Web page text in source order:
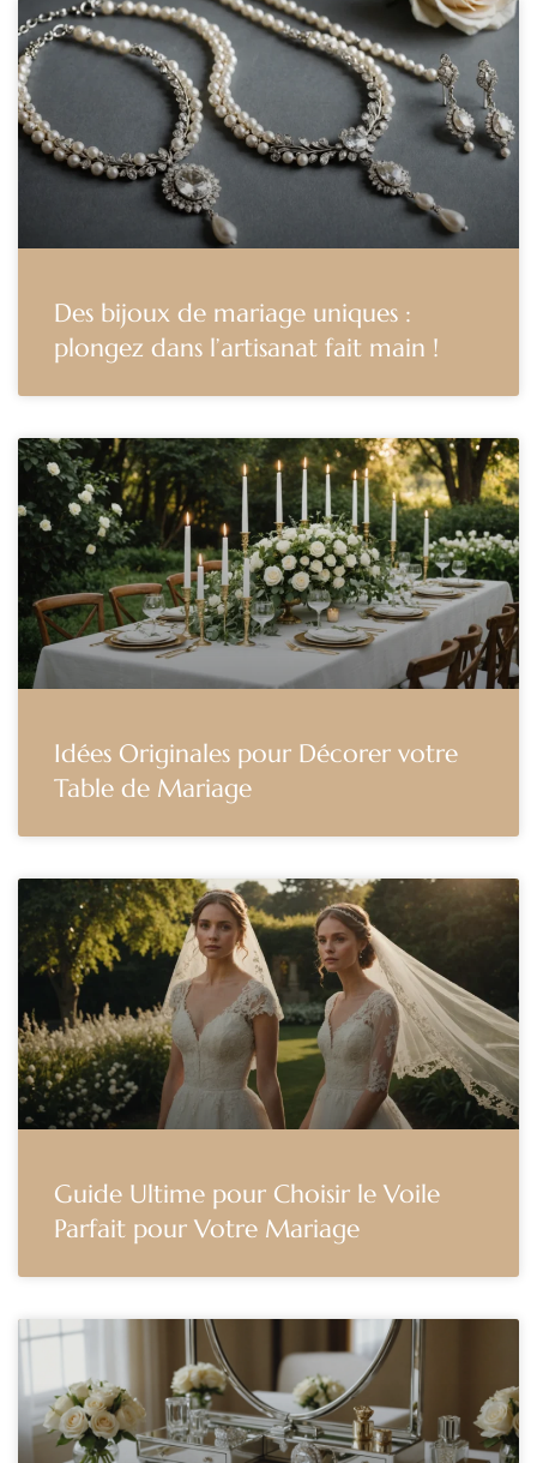
Des bijoux de mariage uniques :
plongez dans l’artisanat fait main !
Idées Originales pour Décorer votre
Table de Mariage
Guide Ultime pour Choisir le Voile
Parfait pour Votre Mariage